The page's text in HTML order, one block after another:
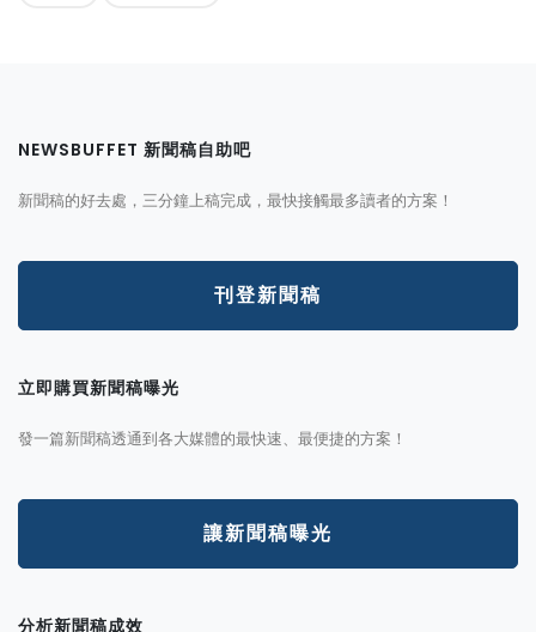
NEWSBUFFET 新聞稿自助吧
新聞稿的好去處，三分鐘上稿完成，最快接觸最多讀者的方案！
刊登新聞稿
立即購買新聞稿曝光
發一篇新聞稿透通到各大媒體的最快速、最便捷的方案！
讓新聞稿曝光
分析新聞稿成效